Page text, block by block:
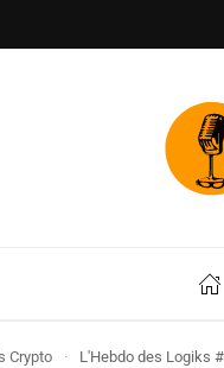
Crypto L'Hebdo des Logiks